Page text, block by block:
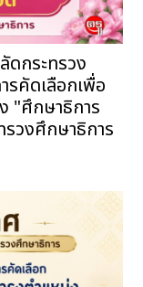
ดกระทรวง
รคัดเลือกเพื่อ
"ศึกษาธิการ
วงศึกษาธิการ